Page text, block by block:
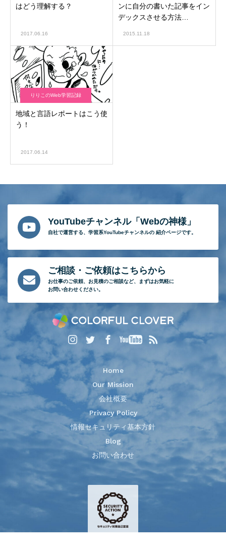
はどう理解する？
2017.06.16
ンに自分の書いた記事をイン
デックスさせる方法
2015.11.18
りりこのWeb学習記録
地域と言語レポートはこう使
う！
2017.06.14
YouTubeチャンネル「Webの神様」
自社で運営する、 学習系YouTubeチャンネルの 紹介ページです。
ご相談・ご依頼はこちらから
お仕事のご依頼、 お見積のご相談など、
まずはお気軽に
お問い合わせください。
Home
Our Mission
会社概要
Privacy Policy
情報セキュリティ基本方針
Blog
お問い合わせ